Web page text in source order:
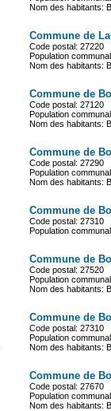
Nom des habitants:
Commune de
Code postal: 27220
Population
Nom des habitants:
Commune de
Code postal: 27120
Population
Nom des habitants:
Commune de
Code postal: 27290
Population
Nom des habitants:
Commune de
Code postal: 27310
Population
Commune de
Code postal: 27520
Population
Nom des habitants:
Commune de
Code postal: 27310
Population
Nom des habitants:
Commune de
Code postal: 27670
Population
Nom des habitants: